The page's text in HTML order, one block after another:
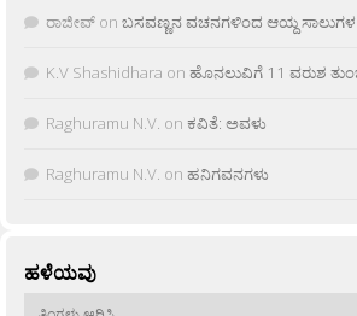
ರಾಜೀವ್ on ಬಸವಣ್ಣನ ವಚನಗಳಿಂದ ಆಯ್ದ
K.V Shashidhara on ಹೊನಲುವಿಗೆ 11 ವರುಶ
Raghuramu N.V. on ಕವಿತೆ: ಅವಳು
Raghuramu N.V. on ಹನಿಗವನಗಳು
ಹಳೆಯವು
ಹಳೆಯವು